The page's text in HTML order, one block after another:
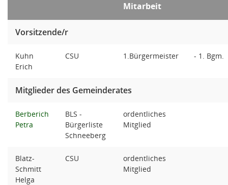
Mitarbeit
Vorsitzende/r
Kuhn
Erich
CSU 1.Bürgermeister - 1. Bgm.
Mitglieder des Gemeinderates
Berberich
Petra
BLS -
Bürgerliste
Schneeberg
ordentliches
Mitglied
Blatz-
Schmitt
Helga
CSU
ordentliches
Mitglied